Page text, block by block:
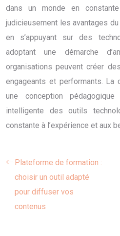
dans un monde en
judicieusement les avantages
en s’appuyant sur des
adoptant une démarche
organisations peuvent créer
engageants et performants.
une conception
intelligente des outils
constante à l’expérience et aux
Plateforme de formation :
choisir un outil adapté
pour diffuser vos
contenus